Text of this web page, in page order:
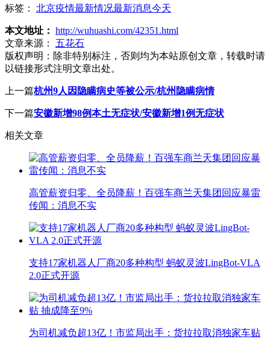
标签： 北京疫情最新情况最新消息今天
本文地址： http://wuhuashi.com/42351.html
文章来源：
五花石
版权声明： 除非特别标注，否则均为本站原创文章，转载时请
以链接形式注明文章出处。
上一篇杭州9人因隐瞒病史等被公示/杭州隐瞒病情
下一篇安徽新增98例本土无症状/安徽新增1例无症状
相关文章
高管薪资归零、全员降薪！百强车商兰天集团回应暴雷
传闻：消息不实
支持17家机器人厂商20多种构型 蚂蚁灵波LingBot-VLA
2.0正式开源
为司机减负超13亿！市监局出手：货拉拉取消独家车贴